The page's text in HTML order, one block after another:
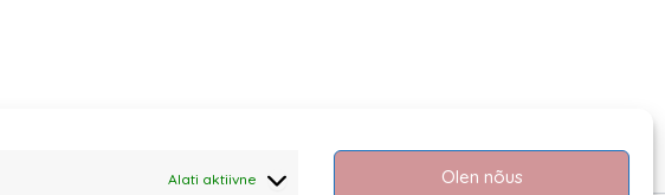
Alati aktiivne Olen nõus